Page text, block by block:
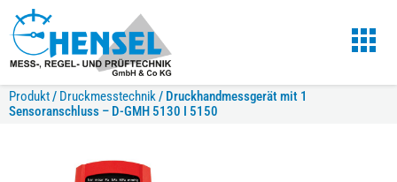
Produkt/ Druckmesstechnik/ Druckhandmessgerät mit 1
Sensoranschluss – D-GMH 5130 I 5150